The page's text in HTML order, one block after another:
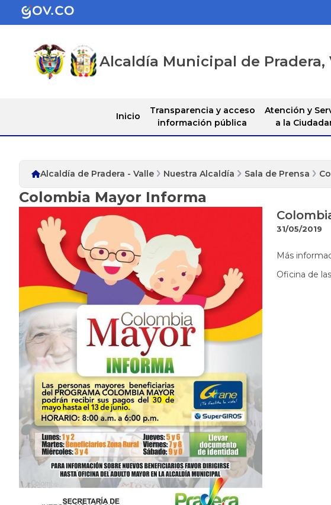
Alcaldía Municipal de Pradera,
Inicio
Transparencia y acceso
información pública
Atención y
a la
Alcaldía de Pradera - Valle Nuestra Alcaldía Sala de Prensa
Colombia Mayor Informa
31/05/2019
​Más
Oficina de